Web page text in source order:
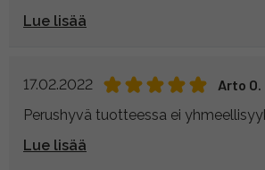
Lue lisää
17.02.2022
Arto O.
Perushyvä tuotteessa ei
Lue lisää